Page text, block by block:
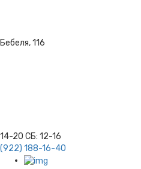
Бебеля, 116
14-20 СБ: 12-16
(922) 188-16-40